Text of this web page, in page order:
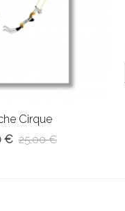
Cirque
€ 25,00 €